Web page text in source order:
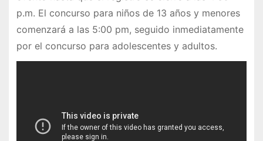
p.m. El concurso para niños de 13 años y menores
comenzará a las 5:00 pm, seguido inmediatamente
por el concurso para adolescentes y adultos.